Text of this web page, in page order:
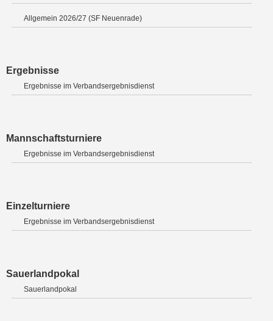
Allgemein 2026/27 (SF Neuenrade)
Ergebnisse
Ergebnisse im Verbandsergebnisdienst
Mannschaftsturniere
Ergebnisse im Verbandsergebnisdienst
Einzelturniere
Ergebnisse im Verbandsergebnisdienst
Sauerlandpokal
Sauerlandpokal